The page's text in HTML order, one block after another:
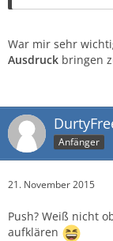
War mir sehr
Ausdruck bringen
Anfänger
21. November 2015
Push? Weiß nicht
aufklären